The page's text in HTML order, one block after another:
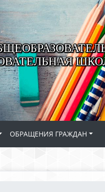
ОБРАЩЕНИЯ ГРАЖДАН